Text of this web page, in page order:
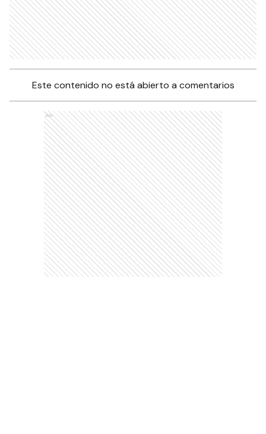
Este contenido no está abierto a comentarios
Ads